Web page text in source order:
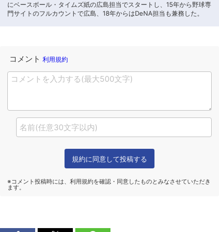
にベースボール・タイムズ紙の広島担当でスタートし、15年から野球専
門サイトのフルカウントで広島、18年からはDeNA担当も兼務した。